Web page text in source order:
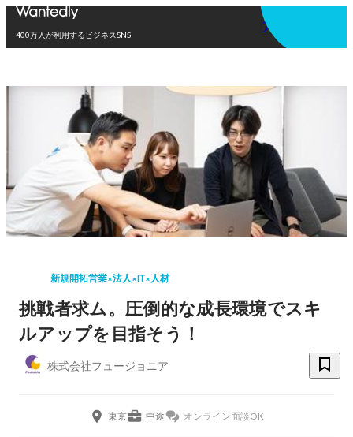
400万人が利用するビジネスSNS
アプリを使う
新規開拓営業×法人×IT×人材
挑戦者求ム。圧倒的な成長環境でスキ
ルアップを目指そう！
株式会社フュージョニア
東京 中途 オンライン面談OK